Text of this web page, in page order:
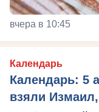
вчера в 10:45
Календарь
Календарь: 5
взяли